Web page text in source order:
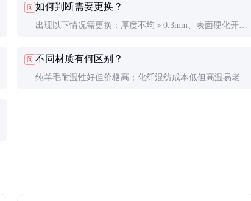
问 如何判断需要更换？
出现以下情况需更换：厚度不均＞0.3mm、表面硬化开
转印效果。
问 不同材质有何区别？
纯羊毛耐温性好但价格高；化纤混纺成本低但高温易老